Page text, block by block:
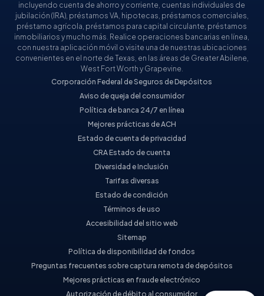
incluyendo cuenta de ahorro y corriente, cuentas individuales de
jubilación (IRA), préstamos VA, hipotecas, préstamos comerciales,
préstamo agrícola, préstamos para capital circulante, préstamos
inmobiliarios y mucho más. Realice operaciones bancarias en línea,
con nuestra aplicación móvil o visite una de nuestras ubicaciones
convenientes en el norte de Texas, en las áreas de Greater Abilene,
West Fort Worth y Grapevine.
Corporación Federal de Seguros de Depósitos
Aviso de queja del consumidor
Política de banca 24/7 en línea
Mejores prácticas de ACH
Estado de cuenta de privacidad
CRA Estado de cuenta
Diversidad e Inclusión
Tarifas diversas
Estado de condición
Términos de uso
Accesibilidad del sitio web
Sitemap
Política de disponibilidad de fondos
Preguntas frecuentes sobre captura remota de depósitos
Mejores prácticas en fraude electrónico
Autorización de débito al consumidor